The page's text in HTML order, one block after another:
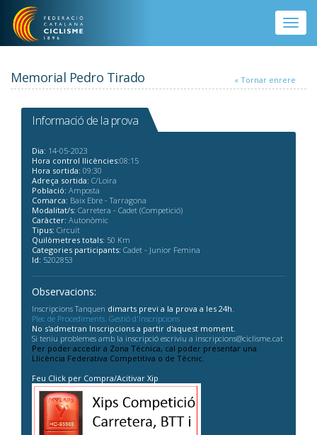
Vés al contingut
Toggle
Memorial Pedro Tirado
Informació de la prova
Dia: 14-05-2023
Hora control llicències:08:15
Hora sortida: 09:30
Adreça sortida: C/Loira
Població: Amposta
Comarca: Baix Ebre - Tarragona
Modalitat/s: Carretera - Cadet (Competició)
Caràcter: Autonòmic
Tipus: Circuit
Quilòmetres totals: 50 Km
Categories participants: Cadet - Junior Femina
Id: 5202853
Observacions:
Inscripcions Tanquen dimarts previ a la prova a les 24h.
Plec de Procediments. Gestió d'Inscripcions
No s'admetran Inscripcions a partir d'aquest moment.
Si teniu problemes amb la inscripció escriviu a inscripcions@ciclisme.cat
Per poder accedir a Zona Tècnica, cal poder presentar una
Llicència Federativa Competitiva o de Tècnic.
Feu Click per Compra/Acitivar Xip
« Tornar enrere